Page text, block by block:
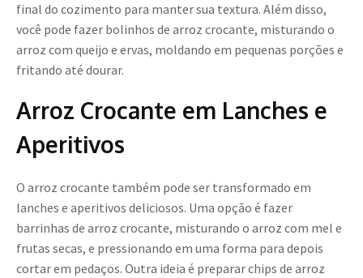
final do cozimento para manter sua textura. Além disso,
você pode fazer bolinhos de arroz crocante, misturando o
arroz com queijo e ervas, moldando em pequenas porções e
fritando até dourar.
Arroz Crocante em Lanches e
Aperitivos
O arroz crocante também pode ser transformado em
lanches e aperitivos deliciosos. Uma opção é fazer
barrinhas de arroz crocante, misturando o arroz com mel e
frutas secas, e pressionando em uma forma para depois
cortar em pedaços. Outra ideia é preparar chips de arroz